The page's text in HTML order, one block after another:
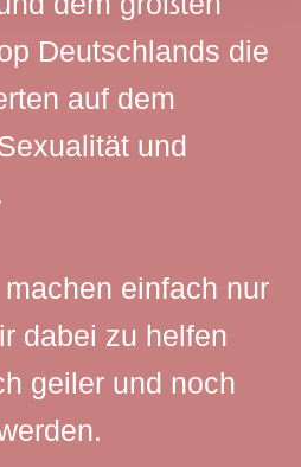
Deutschlands die
auf dem
und
einfach nur
dabei zu helfen
geiler und noch